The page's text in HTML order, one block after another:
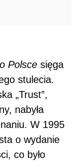
Polsce sięga
stulecia.
„Trust”,
nabyła
W 1995
o wydanie
co było